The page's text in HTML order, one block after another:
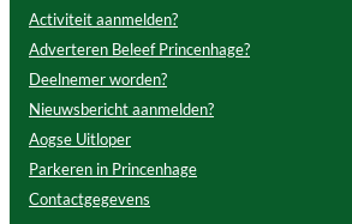
Activiteit aanmelden?
Adverteren Beleef Princenhage?
Deelnemer worden?
Nieuwsbericht aanmelden?
Aogse Uitloper
Parkeren in Princenhage
Contactgegevens